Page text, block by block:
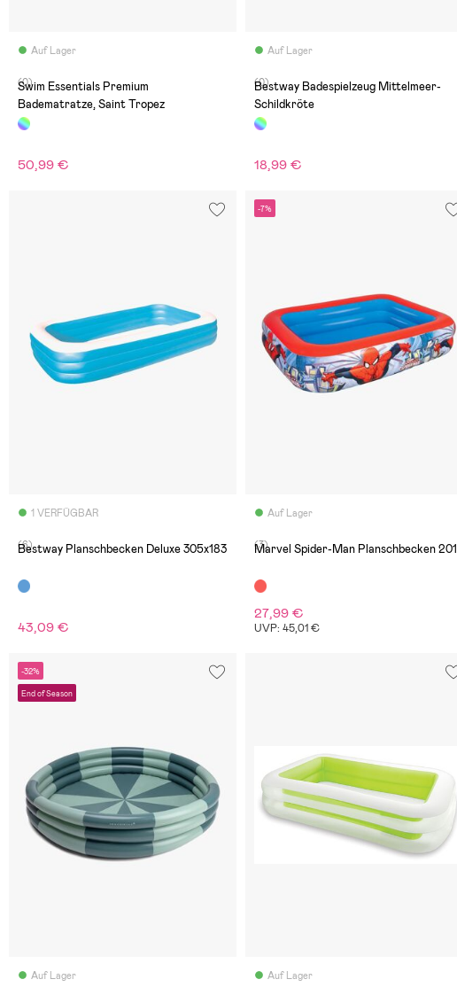
Auf Lager
(0)
Swim Essentials Premium
Badematratze, Saint Tropez
50,99 €
Auf Lager
(0)
Bestway Badespielzeug Mittelmeer-
Schildkröte
18,99 €
1 VERFÜGBAR
(6)
Bestway Planschbecken Deluxe 305x183
43,09 €
-7%
Auf Lager
(3)
Marvel Spider-Man Planschbecken 201
27,99 €
UVP: 45,01 €
-32%
End of Season
Auf Lager Auf Lager